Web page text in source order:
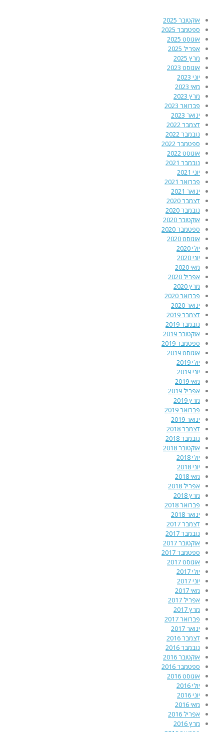
אוקטובר 2025
ספטמבר 2025
אוגוסט 2025
אפריל 2025
מרץ 2025
אוגוסט 2023
יוני 2023
מאי 2023
מרץ 2023
פברואר 2023
ינואר 2023
דצמבר 2022
נובמבר 2022
ספטמבר 2022
אוגוסט 2022
נובמבר 2021
יוני 2021
פברואר 2021
ינואר 2021
דצמבר 2020
נובמבר 2020
אוקטובר 2020
ספטמבר 2020
אוגוסט 2020
יולי 2020
יוני 2020
מאי 2020
אפריל 2020
מרץ 2020
פברואר 2020
ינואר 2020
דצמבר 2019
נובמבר 2019
אוקטובר 2019
ספטמבר 2019
אוגוסט 2019
יולי 2019
יוני 2019
מאי 2019
אפריל 2019
מרץ 2019
פברואר 2019
ינואר 2019
דצמבר 2018
נובמבר 2018
אוקטובר 2018
יולי 2018
יוני 2018
מאי 2018
אפריל 2018
מרץ 2018
פברואר 2018
ינואר 2018
דצמבר 2017
נובמבר 2017
אוקטובר 2017
ספטמבר 2017
אוגוסט 2017
יולי 2017
יוני 2017
מאי 2017
אפריל 2017
מרץ 2017
פברואר 2017
ינואר 2017
דצמבר 2016
נובמבר 2016
אוקטובר 2016
ספטמבר 2016
אוגוסט 2016
יולי 2016
יוני 2016
מאי 2016
אפריל 2016
מרץ 2016